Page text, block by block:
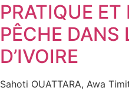
PRATIQUE
PÊCHE DANS
D’IVOIRE
Sahoti OUATTARA, Awa